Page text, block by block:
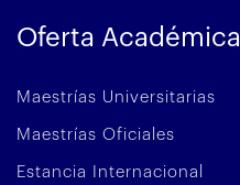
Oferta Académica
Maestrías Universitarias
Maestrías Oficiales
Estancia Internacional